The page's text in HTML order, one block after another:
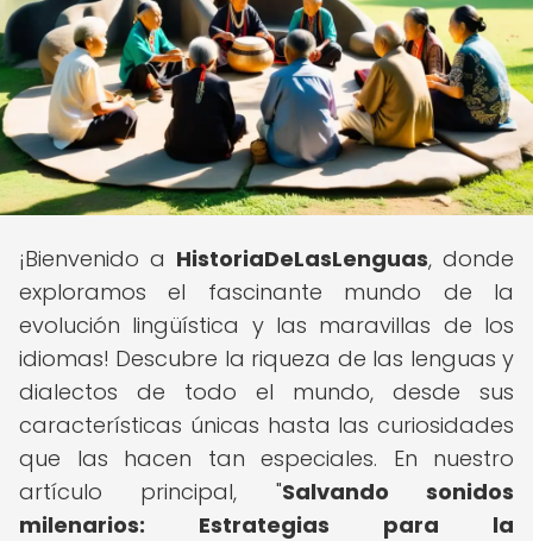
¡Bienvenido a HistoriaDeLasLenguas, donde
exploramos el fascinante mundo de la
evolución lingüística y las maravillas de los
idiomas! Descubre la riqueza de las lenguas y
dialectos de todo el mundo, desde sus
características únicas hasta las curiosidades
que las hacen tan especiales. En nuestro
artículo principal, "Salvando sonidos
milenarios: Estrategias para la